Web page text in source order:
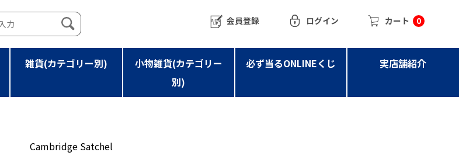
会員登録 ログイン カート 0
雑貨(カテゴリー別)
小物雑貨(カテゴリー
別)
必ず当るONLINEくじ 実店舗紹介